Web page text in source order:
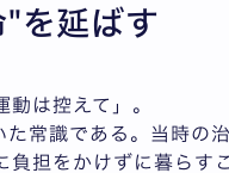
を延ばす
動は控えて」。
常識である。当時の
担をかけずに暮らす